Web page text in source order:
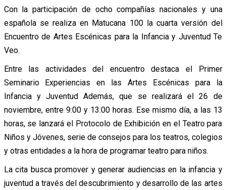
Con la participación de ocho compañías nacionales y una
española se realiza en Matucana 100 la cuarta versión del
Encuentro de Artes Escénicas para la Infancia y Juventud Te
Veo.
Entre las actividades del encuentro destaca el Primer
Seminario Experiencias en las Artes Escénicas para la
Infancia y Juventud Además, que se realizará el 26 de
noviembre, entre 9:00 y 13:00 horas. Ese mismo día, a las 13
horas, se lanzará el Protocolo de Exhibición en el Teatro para
Niños y Jóvenes, serie de consejos para los teatros, colegios
y otras entidades a la hora de programar teatro para niños.
La cita busca promover y generar audiencias en la infancia y
juventud a través del descubrimiento y desarrollo de las artes